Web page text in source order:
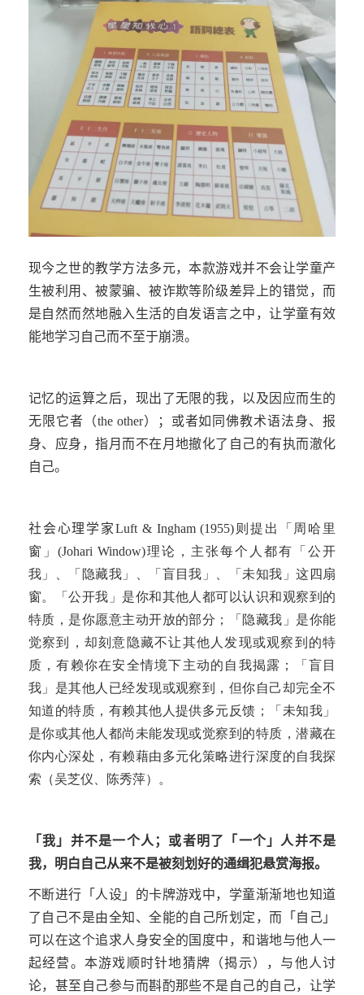
现今之世的教学方法多元，本款游戏并不会让学童产
生被利用、被蒙骗、被诈欺等阶级差异上的错觉，而
是自然而然地融入生活的自发语言之中，让学童有效
能地学习自己而不至于崩溃。
记忆的运算之后，现出了无限的我，以及因应而生的
无限它者（the other）；或者如同佛教术语法身、报
身、应身，指月而不在月地撤化了自己的有执而澈化
自己。
社会心理学家Luft & Ingham (1955)则提出「周哈里
窗」(Johari Window)理论，主张每个人都有「公开
我」、「隐藏我」、「盲目我」、「未知我」这四扇
窗。「公开我」是你和其他人都可以认识和观察到的
特质，是你愿意主动开放的部分；「隐藏我」是你能
觉察到，却刻意隐藏不让其他人发现或观察到的特
质，有赖你在安全情境下主动的自我揭露；「盲目
我」是其他人已经发现或观察到，但你自己却完全不
知道的特质，有赖其他人提供多元反馈；「未知我」
是你或其他人都尚未能发现或觉察到的特质，潜藏在
你内心深处，有赖藉由多元化策略进行深度的自我探
索（吴芝仪、陈秀萍）。
「我」并不是一个人；或者明了「一个」人并不是
我，明白自己从来不是被刻划好的通缉犯悬赏海报。
不断进行「人设」的卡牌游戏中，学童渐渐地也知道
了自己不是由全知、全能的自己所划定，而「自己」
可以在这个追求人身安全的国度中，和谐地与他人一
起经营。本游戏顺时针地猜牌（揭示），与他人讨
论，甚至自己参与而斟酌那些不是自己的自己，让学